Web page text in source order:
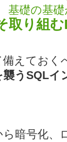
基礎の基
取り組
えておく
うSQLイ
暗号化、